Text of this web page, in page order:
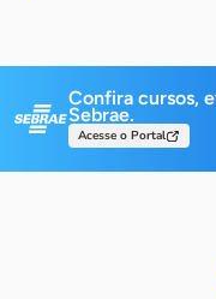
Confira cursos,
Sebrae.
Acesse o Portal